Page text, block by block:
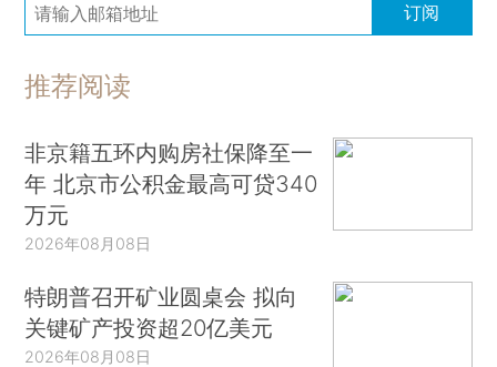
订阅
推荐阅读
非京籍五环内购房社保降至一
年 北京市公积金最高可贷340
万元
2026年08月08日
特朗普召开矿业圆桌会 拟向
关键矿产投资超20亿美元
2026年08月08日